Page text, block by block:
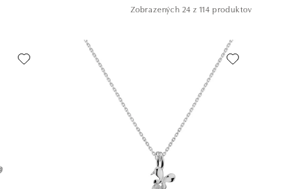
Zobrazených 24 z 114 produktov